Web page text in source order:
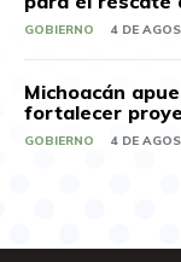
GOBIERNO 4 DE
Michoacán
fortalecer
GOBIERNO 4 DE